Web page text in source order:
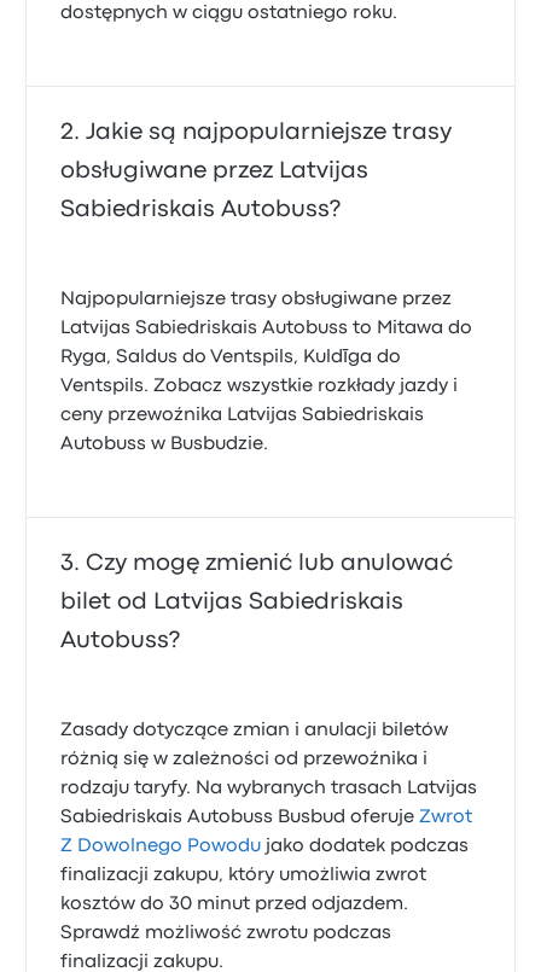
dostępnych w ciągu ostatniego roku.
Jakie są najpopularniejsze trasy
obsługiwane przez Latvijas
Sabiedriskais Autobuss?
Najpopularniejsze trasy obsługiwane przez
Latvijas Sabiedriskais Autobuss to Mitawa do
Ryga, Saldus do Ventspils, Kuldīga do
Ventspils. Zobacz wszystkie rozkłady jazdy i
ceny przewoźnika Latvijas Sabiedriskais
Autobuss w Busbudzie.
Czy mogę zmienić lub anulować
bilet od Latvijas Sabiedriskais
Autobuss?
Zasady dotyczące zmian i anulacji biletów
różnią się w zależności od przewoźnika i
rodzaju taryfy. Na wybranych trasach Latvijas
Sabiedriskais Autobuss Busbud oferujeZwrot
Z Dowolnego Powodu jako dodatek podczas
finalizacji zakupu, który umożliwia zwrot
kosztów do 30 minut przed odjazdem.
Sprawdź możliwość zwrotu podczas
finalizacji zakupu.